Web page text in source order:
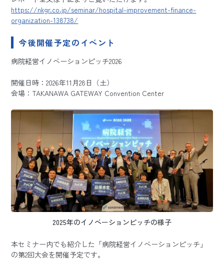
https://nkgr.co.jp/seminar/hospital-improvement-finance-
organization-138738/
今後開催予定のイベント
病院経営イノベーションピッチ2026
開催日時：2026年11月28日（土）
会場：TAKANAWA GATEWAY Convention Center
2025年のイノベーションピッチの様子
本セミナー内でも紹介した「病院経営イノベーションピッチ」
の第2回大会を開催予定です。